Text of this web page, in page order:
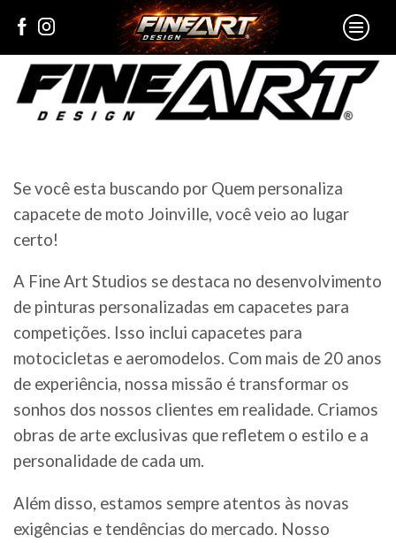
Se você esta buscando por Quem personaliza
capacete de moto Joinville, você veio ao lugar
certo!
A Fine Art Studios se destaca no desenvolvimento
de pinturas personalizadas em capacetes para
competições. Isso inclui capacetes para
motocicletas e aeromodelos. Com mais de 20 anos
de experiência, nossa missão é transformar os
sonhos dos nossos clientes em realidade. Criamos
obras de arte exclusivas que refletem o estilo e a
personalidade de cada um.
Além disso, estamos sempre atentos às novas
exigências e tendências do mercado. Nosso